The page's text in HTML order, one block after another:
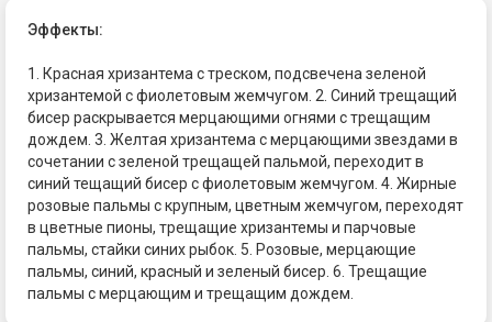
Эффекты:
1. Красная хризантема с треском, подсвечена зеленой
хризантемой с фиолетовым жемчугом. 2. Синий трещащий
бисер раскрывается мерцающими огнями с трещащим
дождем. 3. Желтая хризантема с мерцающими звездами в
сочетании с зеленой трещащей пальмой, переходит в
синий тещащий бисер с фиолетовым жемчугом. 4. Жирные
розовые пальмы с крупным, цветным жемчугом, переходят
в цветные пионы, трещащие хризантемы и парчовые
пальмы, стайки синих рыбок. 5. Розовые, мерцающие
пальмы, синий, красный и зеленый бисер. 6. Трещащие
пальмы с мерцающим и трещащим дождем.